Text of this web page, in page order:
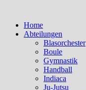
Home
Abteilungen
Blasorchester
Boule
Gymnastik
Handball
Indiaca
Ju-Jutsu